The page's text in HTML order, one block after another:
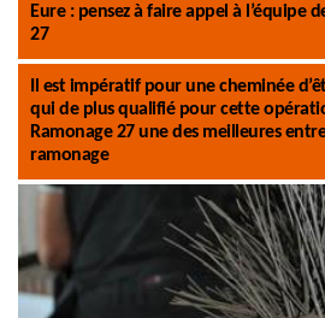
Eure : pensez à faire appel à l’équipe
27
Il est impératif pour une cheminée
qui de plus qualifié pour cette
Ramonage 27 une des meilleures
ramonage